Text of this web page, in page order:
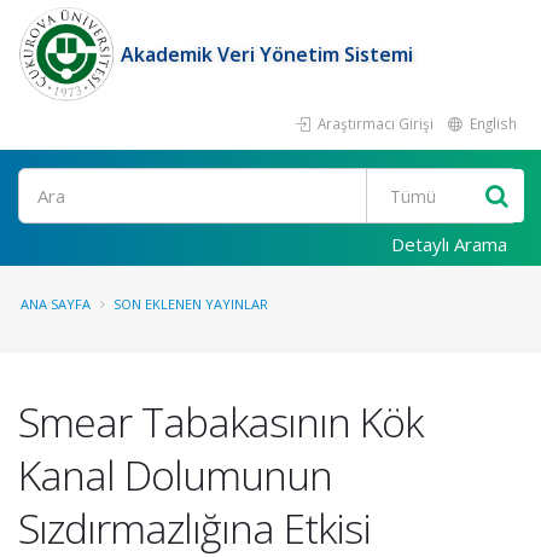
Akademik Veri Yönetim Sistemi
Araştırmacı Girişi English
Ara
Detaylı Arama
ANA SAYFA SON EKLENEN YAYINLAR
Smear Tabakasının Kök
Kanal Dolumunun
Sızdırmazlığına Etkisi